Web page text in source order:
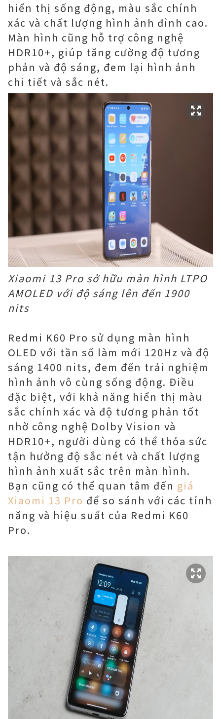
hiển thị sống động, màu sắc chính
xác và chất lượng hình ảnh đỉnh cao.
Màn hình cũng hỗ trợ công nghệ
HDR10+, giúp tăng cường độ tương
phản và độ sáng, đem lại hình ảnh
chi tiết và sắc nét.
Xiaomi 13 Pro sở hữu màn hình LTPO
AMOLED với độ sáng lên đến 1900
nits
Redmi K60 Pro sử dụng màn hình
OLED với tần số làm mới 120Hz và độ
sáng 1400 nits, đem đến trải nghiệm
hình ảnh vô cùng sống động. Điều
đặc biệt, với khả năng hiển thị màu
sắc chính xác và độ tương phản tốt
nhờ công nghệ Dolby Vision và
HDR10+, người dùng có thể thỏa sức
tận hưởng độ sắc nét và chất lượng
hình ảnh xuất sắc trên màn hình.
Bạn cũng có thể quan tâm đến giá
Xiaomi 13 Pro để so sánh với các tính
năng và hiệu suất của Redmi K60
Pro.